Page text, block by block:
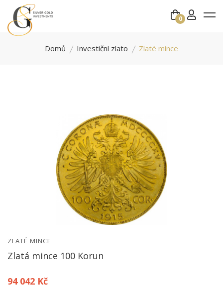
0
Domů Investiční zlato Zlaté mince
ZLATÉ MINCE
Zlatá mince 100 Korun
94 042 Kč